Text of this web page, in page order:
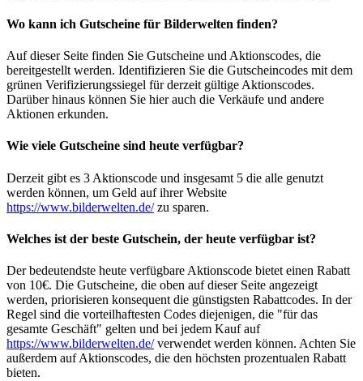
Wo kann ich Gutscheine für Bilderwelten finden?
Auf dieser Seite finden Sie Gutscheine und Aktionscodes, die
bereitgestellt werden. Identifizieren Sie die Gutscheincodes mit dem
grünen Verifizierungssiegel für derzeit gültige Aktionscodes.
Darüber hinaus können Sie hier auch die Verkäufe und andere
Aktionen erkunden.
Wie viele Gutscheine sind heute verfügbar?
Derzeit gibt es 3 Aktionscode und insgesamt 5 die alle genutzt
werden können, um Geld auf ihrer Website
https://www.bilderwelten.de/zu sparen.
Welches ist der beste Gutschein, der heute verfügbar ist?
Der bedeutendste heute verfügbare Aktionscode bietet einen Rabatt
von 10€. Die Gutscheine, die oben auf dieser Seite angezeigt
werden, priorisieren konsequent die günstigsten Rabattcodes. In der
Regel sind die vorteilhaftesten Codes diejenigen, die "für das
gesamte Geschäft" gelten und bei jedem Kauf auf
https://www.bilderwelten.de/verwendet werden können. Achten Sie
außerdem auf Aktionscodes, die den höchsten prozentualen Rabatt
bieten.